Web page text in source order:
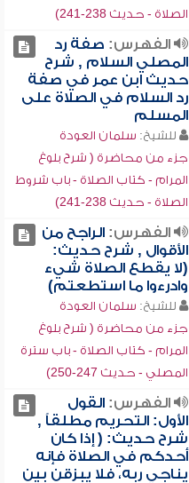
الصلاة - حديث 238-241)
الفهرس: صفة رد
المصلي السلام , شرح
حديث ابن عمر في صفة
رد السلام في الصلاة على
المسلم
للشيخ: سلمان العودة
جزء من محاضرة ( شرح بلوغ
المرام - كتاب الصلاة - باب شروط
الصلاة - حديث 238-241)
الفهرس:الراجح من
الأقوال , شرح حديث:
(لا يقطع الصلاة شيء
وادرءوا ما استطعتم)
للشيخ: سلمان العودة
جزء من محاضرة ( شرح بلوغ
المرام - كتاب الصلاة - باب سترة
المصلي - حديث 247-250)
الفهرس:القول
الأول: التحريم مطلقاً ,
شرح حديث: ( إذا كان
أحدكم في الصلاة فإنه
يناجي ربه، فلا يبزقن بين